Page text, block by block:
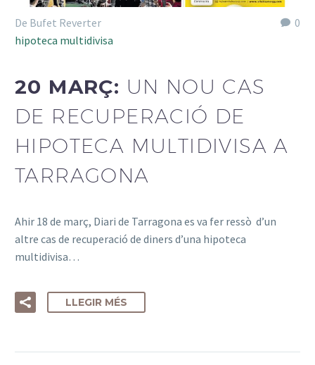
0
De Bufet Reverter
hipoteca multidivisa
20 MARÇ: UN NOU CAS
DE RECUPERACIÓ DE
HIPOTECA MULTIDIVISA A
TARRAGONA
Ahir 18 de març, Diari de Tarragona es va fer ressò d’un
altre cas de recuperació de diners d’una hipoteca
multidivisa…
LLEGIR MÉS